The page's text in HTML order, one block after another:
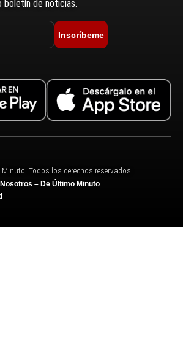
boletín de noticias.
Inscríbeme
Todos los derechos reservados.
– De Último Minuto